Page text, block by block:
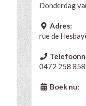
Donderdag
Adres:
rue de
0472 258 858
Boek nu: